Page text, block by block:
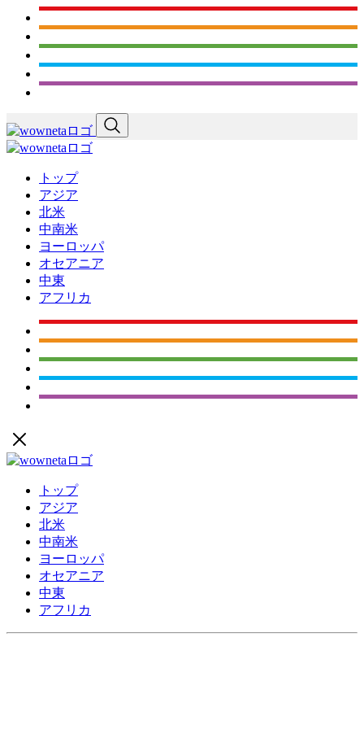
トップ
アジア
北米
中南米
ヨーロッパ
オセアニア
中東
アフリカ
トップ
アジア
北米
中南米
ヨーロッパ
オセアニア
中東
アフリカ